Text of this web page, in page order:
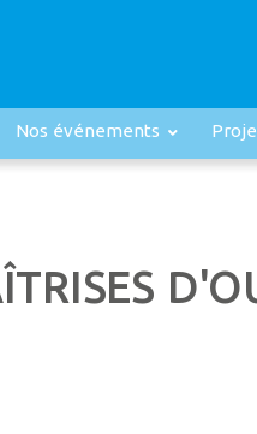
Nos événements